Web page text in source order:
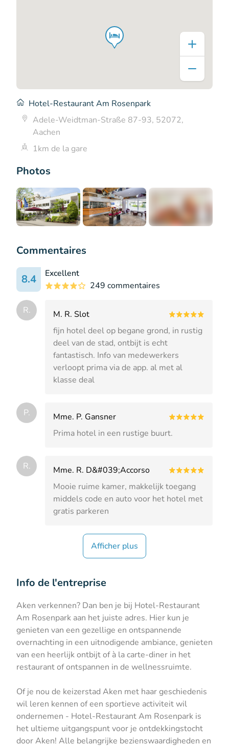
Photos
Commentaires
8.4
Excellent
249 commentaires
R.
M. R. Slot
fijn hotel deel op begane grond, in rustig
deel van de stad, ontbijt is echt
fantastisch. Info van medewerkers
verloopt prima via de app. al met al
klasse deal
P.
Mme. P. Gansner
Prima hotel in een rustige buurt.
R.
Mme. R. D&#039;Accorso
Mooie ruime kamer, makkelijk toegang
middels code en auto voor het hotel met
gratis parkeren
Afficher plus
Hotel-Restaurant Am Rosenpark
Adele-Weidtman-Straße 87-93, 52072,
Aachen
1km de la gare
Info de l'entreprise
Aken verkennen? Dan ben je bij Hotel-Restaurant
Am Rosenpark aan het juiste adres. Hier kun je
genieten van een gezellige en ontspannende
overnachting in een uitnodigende ambiance, genieten
van een heerlijk ontbijt of à la carte-diner in het
restaurant of ontspannen in de wellnessruimte.
Of je nou de keizerstad Aken met haar geschiedenis
wil leren kennen of een sportieve activiteit wil
ondernemen - Hotel-Restaurant Am Rosenpark is
het ultieme uitgangspunt voor je ontdekkingstocht
door Aken! Alle belangrijke bezienswaardigheden en